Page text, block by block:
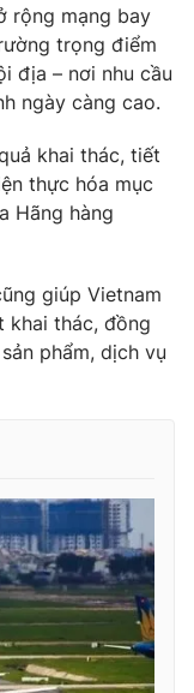
thao
bằng AI
rộng mạng bay
trọng điểm
địa – nơi nhu cầu
ngày càng cao.
khai thác, tiết
thực hóa mục
Hãng hàng
giúp Vietnam
khai thác, đồng
phẩm, dịch vụ